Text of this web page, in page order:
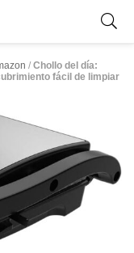
/ Chollo del día:
fácil de limpiar